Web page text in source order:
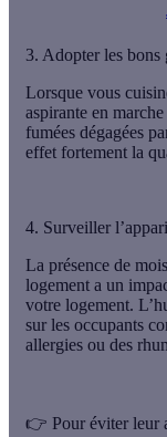
3. Adopter les bons
Lorsque vous
aspirante en marche
fumées dégagées
effet fortement la
4. Surveiller
La présence de
logement a un
votre logement.
sur les occupants
allergies ou des
👉 Pour éviter leur